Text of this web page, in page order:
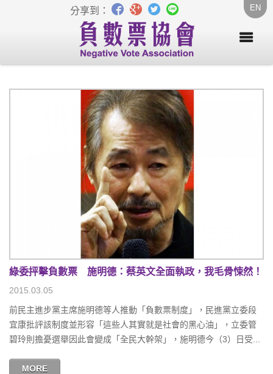
EN
分享到：
綠委抨擊負數票 施明德：蔡英文全面執政，我毛骨悚然！
2015.03.05
前民主進步黨主席施明德等人推動「負數票制度」，民進黨立委段
宜康批評該制度並形容「這些人其實就是社會的黑心油」，立委管
碧玲則擔憂選舉因此會變成「全民大幹架」，施明德今（3）日受...
MORE